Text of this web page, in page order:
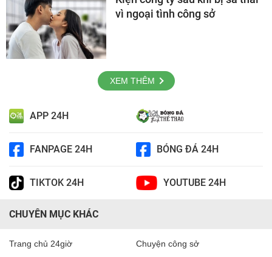
vì ngoại tình công sở
XEM THÊM
APP 24H
FANPAGE 24H BÓNG ĐÁ 24H
TIKTOK 24H YOUTUBE 24H
CHUYÊN MỤC KHÁC
Trang chủ 24giờ Chuyện công sở